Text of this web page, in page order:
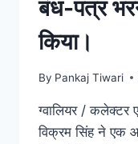
बंध-पत्र
किया।
By Pankaj Tiwari
ग्वालियर / कलेक्टर
विक्रम सिंह ने एक